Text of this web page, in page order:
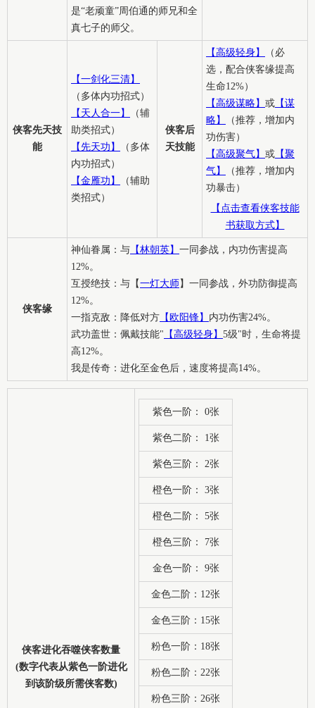
是“老顽童”周伯通的师兄和全
真七子的师父。
侠客先天技
能
【一剑化三清】
（多体内功招式）
【天人合一】
（辅
助类招式）
【先天功】
（多体
内功招式）
【金雁功】
（辅助
类招式）
侠客后
天技能
【高级轻身】
（必
选，配合侠客缘提高
生命12%）
【高级谋略】 或 【谋
略】
（推荐，增加内
功伤害）
【高级聚气】 或 【聚
气】
（推荐，增加内
功暴击）
【点击查看侠客技能
书获取方式】
侠客缘
神仙眷属：与 【林朝英】 一同参战，内功伤害提高
12%。
互授绝技：与【一灯大师 】一同参战，外功防御提高
12%。
一指克敌：降低对方 【欧阳锋】 内功伤害24%。
武功盖世：佩戴技能" 【高级轻身】 5级"时，生命将提
高12%。
我是传奇：进化至金色后，速度将提高14%。
侠客进化吞噬侠客数量
(数字代表从紫色一阶进化
到该阶级所需侠客数)
紫色一阶： 0张
紫色二阶： 1张
紫色三阶： 2张
橙色一阶： 3张
橙色二阶： 5张
橙色三阶： 7张
金色一阶： 9张
金色二阶：12张
金色三阶：15张
粉色一阶：18张
粉色二阶：22张
粉色三阶：26张